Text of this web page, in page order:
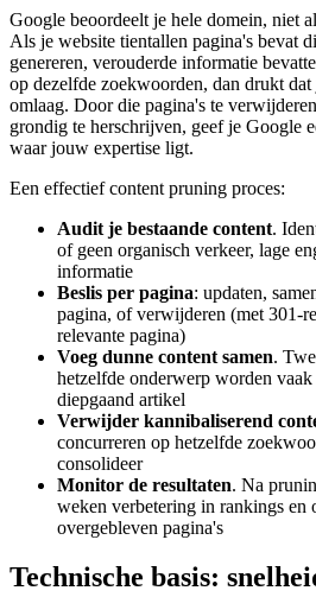
Google beoordeelt je hele domein, niet
Als je website tientallen pagina's bevat
genereren, verouderde informatie
op dezelfde zoekwoorden, dan drukt
omlaag. Door die pagina's te
grondig te herschrijven, geef je Google
waar jouw expertise ligt.
Een effectief content pruning proces:
Audit je bestaande content.
of geen organisch verkeer, lage
informatie
Beslis per pagina: updaten,
pagina, of verwijderen (met 301-
relevante pagina)
Voeg dunne content samen.
hetzelfde onderwerp worden
diepgaand artikel
Verwijder kannibaliserend
concurreren op hetzelfde
consolideer
Monitor de resultaten. Na
weken verbetering in rankings en
overgebleven pagina's
Technische basis: